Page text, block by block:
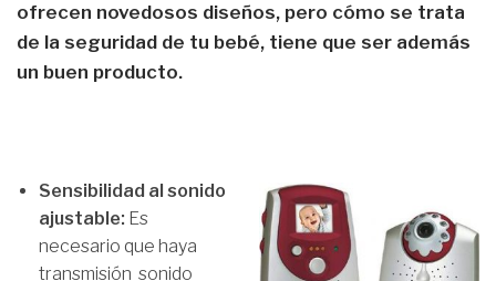
ofrecen novedosos diseños, pero cómo se trata
de la seguridad de tu bebé, tiene que ser además
un buen producto.
Sensibilidad al sonido
ajustable: Es
necesario que haya
transmisión sonido